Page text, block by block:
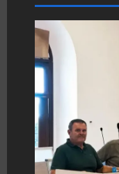
e
a
r
t
i
c